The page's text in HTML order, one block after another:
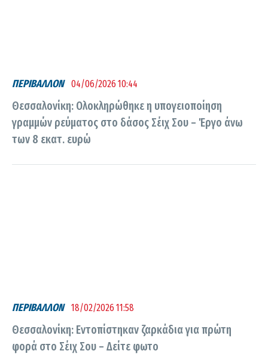
ΠΕΡΙΒΑΛΛΟΝ 04/06/2026 10:44
Θεσσαλονίκη: Ολοκληρώθηκε η υπογειοποίηση
γραμμών ρεύματος στο δάσος Σέιχ Σου – Έργο άνω
των 8 εκατ. ευρώ
ΠΕΡΙΒΑΛΛΟΝ 18/02/2026 11:58
Θεσσαλονίκη: Εντοπίστηκαν ζαρκάδια για πρώτη
φορά στο Σέιχ Σου – Δείτε φωτο